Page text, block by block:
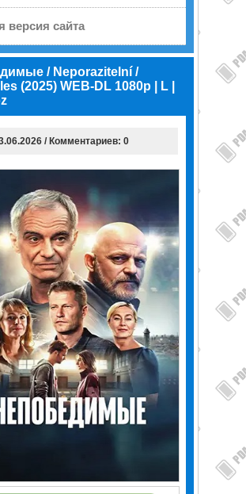
версия сайта
/ Neporazitelní /
(2025) WEB-DL 1080p | L |
/ Комментариев: 0